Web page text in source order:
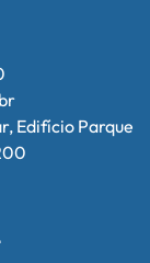
Edifício Parque